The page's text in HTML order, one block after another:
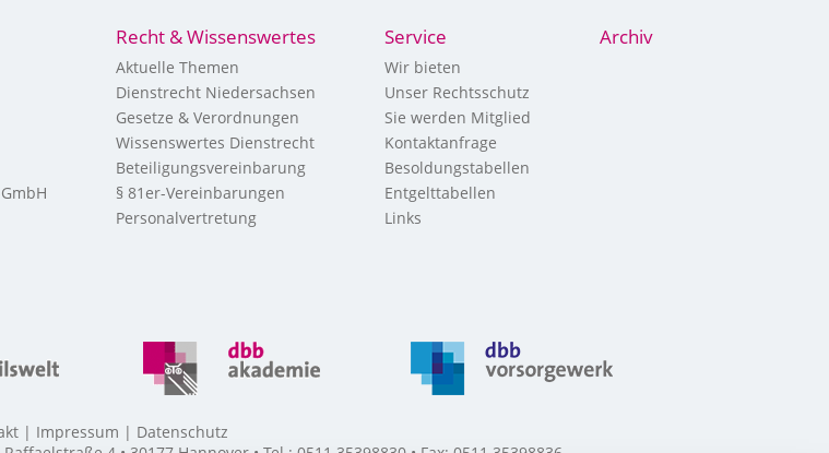
Recht & Wissenswertes
Aktuelle Themen
Dienstrecht Niedersachsen
Gesetze & Verordnungen
Wissenswertes Dienstrecht
Beteiligungsvereinbarung
§ 81er-Vereinbarungen
Personalvertretung
Service
Wir bieten
Unser Rechtsschutz
Sie werden Mitglied
Kontaktanfrage
Besoldungstabellen
Entgelttabellen
Links
Archiv
Impressum
Datenschutz